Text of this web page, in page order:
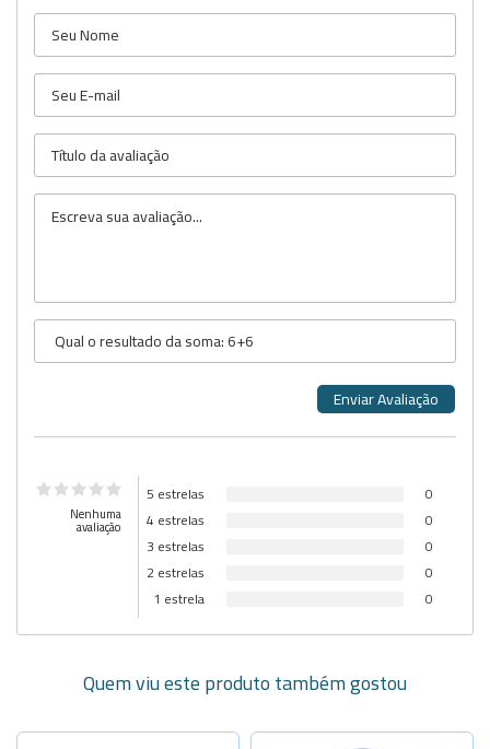
Nenhuma
avaliação
5 estrelas
0
4 estrelas
0
3 estrelas
0
2 estrelas
0
1 estrela
0
Quem viu este produto também gostou